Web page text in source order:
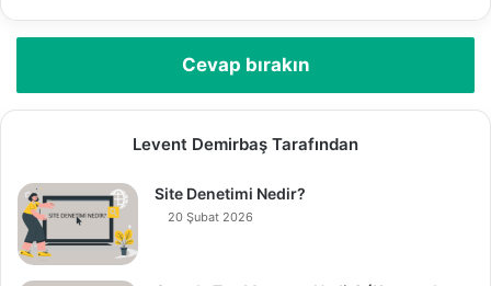
Cevap bırakın
Levent Demirbaş Tarafından
Site Denetimi Nedir?
20 Şubat 2026